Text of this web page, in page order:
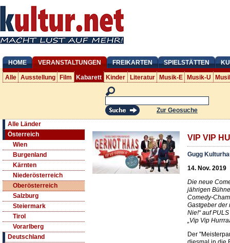
HOME VERANSTALTUNGEN FREIKARTEN SPIELSTÄTTEN
Alle Ausstellung Film Kabarett Kinder Literatur Musik-E Musik-U
Zur Geosuche
Alle Länder
Österreich
Wien
Burgenland
Kärnten
Niederösterreich
Oberösterreich
Salzburg
Steiermark
Tirol
Vorarlberg
Deutschland
VIP VIP
Gugg
14. Nov. 2019
Die neue
jährigen
Comedy-
Gastgeber der
Nie!“ auf
„Vip Vip
Der